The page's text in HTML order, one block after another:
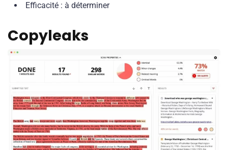
Efficacité : à déterminer
Copyleaks